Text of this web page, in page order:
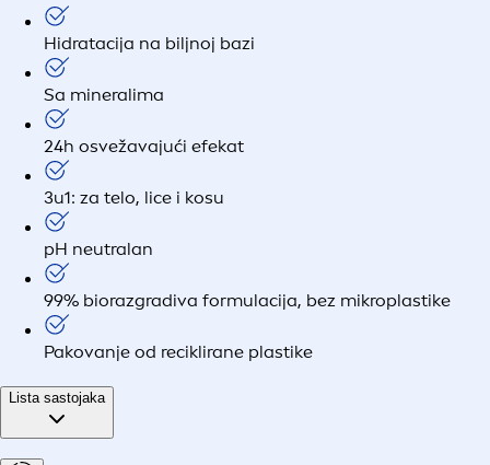
Hidratacija na biljnoj bazi
Sa mineralima
24h osvežavajući efekat
3u1: za telo, lice i kosu
pH neutralan
99% biorazgradiva formulacija, bez mikroplastike
Pakovanje od reciklirane plastike
Lista sastojaka